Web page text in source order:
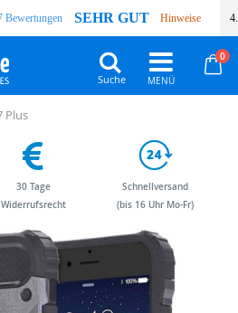
Bewertungen SEHR GUT Hinweise
0
Suche
Plus
30 Tage
Widerrufsrecht
Schnellversand
(bis 16 Uhr Mo-Fr)